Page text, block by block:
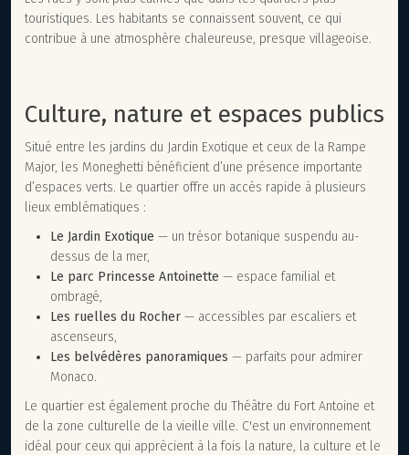
touristiques. Les habitants se connaissent souvent, ce qui
contribue à une atmosphère chaleureuse, presque villageoise.
Culture, nature et espaces publics
Situé entre les jardins du Jardin Exotique et ceux de la Rampe
Major, les Moneghetti bénéficient d’une présence importante
d’espaces verts. Le quartier offre un accès rapide à plusieurs
lieux emblématiques :
Le Jardin Exotique — un trésor botanique suspendu au-
dessus de la mer,
Le parc Princesse Antoinette — espace familial et
ombragé,
Les ruelles du Rocher — accessibles par escaliers et
ascenseurs,
Les belvédères panoramiques — parfaits pour admirer
Monaco.
Le quartier est également proche du Théâtre du Fort Antoine et
de la zone culturelle de la vieille ville. C'est un environnement
idéal pour ceux qui apprécient à la fois la nature, la culture et le